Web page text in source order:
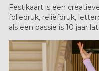
Festikaart is een
foliedruk, reliëfdruk,
als een passie is 10 jaar